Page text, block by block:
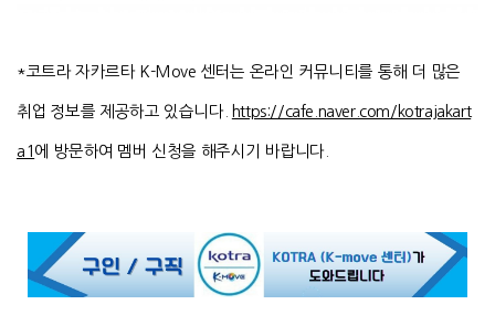
*코트라 자카르타 K-Move 센터는 온라인 커뮤니티를 통해 더 많은
취업 정보를 제공하고 있습니다. https://cafe.naver.com/kotrajakart
a1 에 방문하여 멤버 신청을 해주시기 바랍니다.